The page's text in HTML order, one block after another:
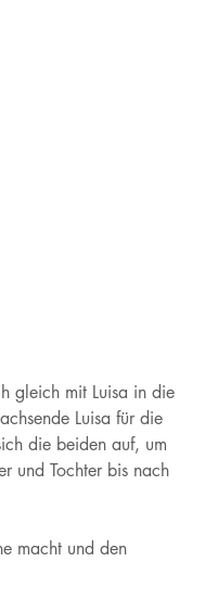
gleich mit Luisa in die
Luisa für die
die beiden auf, um
und Tochter bis nach
macht und den